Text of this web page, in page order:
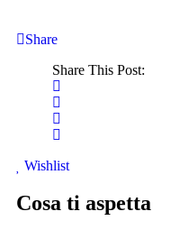
Share
Share This Post:
Wishlist
Cosa ti aspetta